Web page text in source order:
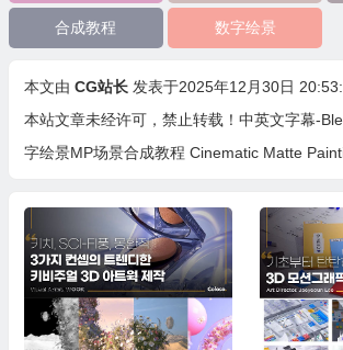
合成教程 数字绘景
本文由 CG站长 发表于2025年12月30日
本站文章未经许可，禁止转载！ 中英文字幕-
字绘景MP场景合成教程 Cinematic Matte